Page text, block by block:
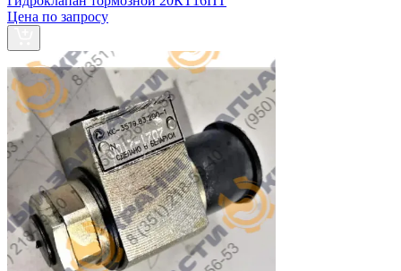
Цена по запросу